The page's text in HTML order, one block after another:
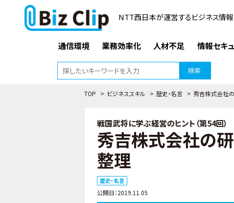
NTT西日本が運営するビジネス情報
通信環境 業務効率化 人材不足 情報セキ
検索
TOP > ビジネススキル > 歴史・名言 > 秀吉株式会社の
戦国武将に学ぶ経営のヒント（第54回）
秀吉株式会社の研
整理
歴史・名言
公開日：2019.11.05